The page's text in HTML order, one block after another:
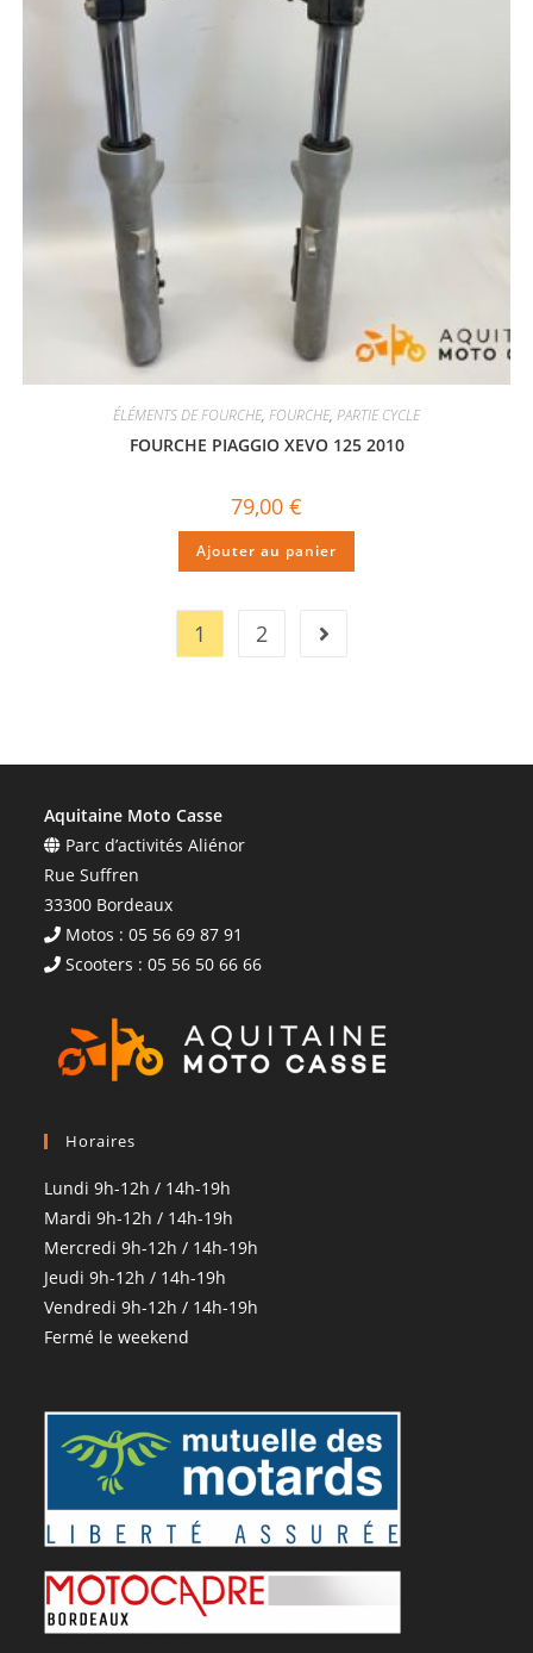
ÉLÉMENTS DE FOURCHE, FOURCHE, PARTIE CYCLE
FOURCHE PIAGGIO XEVO 125 2010
79,00 €
Ajouter au panier
1 2
Aquitaine Moto Casse
Parc d’activités Aliénor
Rue Suffren
33300 Bordeaux
Motos : 05 56 69 87 91
Scooters : 05 56 50 66 66
Horaires
Lundi 9h-12h / 14h-19h
Mardi 9h-12h / 14h-19h
Mercredi 9h-12h / 14h-19h
Jeudi 9h-12h / 14h-19h
Vendredi 9h-12h / 14h-19h
Fermé le weekend